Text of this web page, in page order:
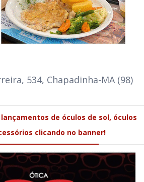
534, Chapadinha-MA (98)
de óculos de sol, óculos
clicando no banner!